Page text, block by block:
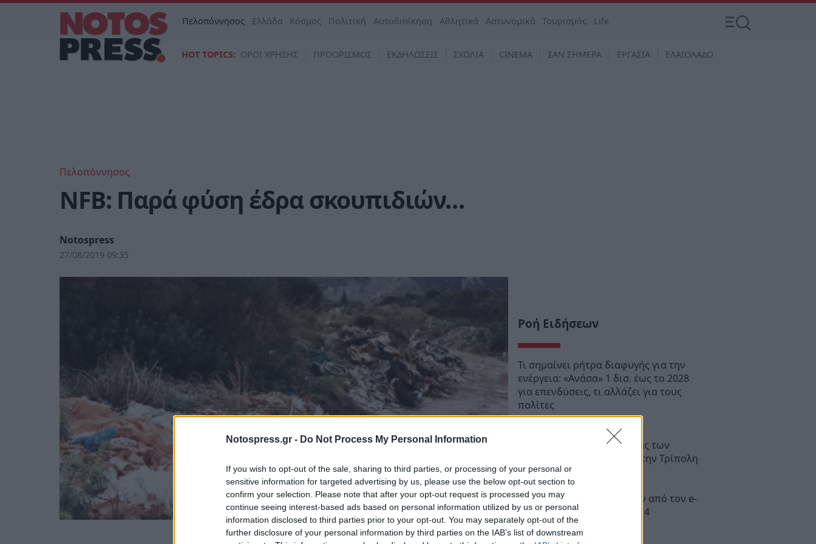
Notospress.gr - Do Not Process My Personal Information
If you wish to opt-out of the sale, sharing to third parties, or processing of your personal or
sensitive information for targeted advertising by us, please use the below opt-out section to
confirm your selection. Please note that after your opt-out request is processed you may
continue seeing interest-based ads based on personal information utilized by us or personal
information disclosed to third parties prior to your opt-out. You may separately opt-out of the
further disclosure of your personal information by third parties on the IAB’s list of downstream
Πελοπόννησος Ελλάδα Κόσμος Πολιτική Αυτοδιοίκηση Αθλητικά Αστυνομικά Τουρισμός Life
HOT TOPICS: ΟΡΟΙ ΧΡΗΣΗΣ ΠΡΟΟΡΙΣΜΟΣ ΕΚΔΗΛΩΣΕΙΣ ΣΧΟΛΙΑ CINEMA ΣΑΝ ΣΗΜΕΡΑ ΕΡΓΑΣΙΑ ΕΛΑΙΟΛΑΔΟ
Πελοπόννησος
NFB: Παρά φύση έδρα σκουπιδιών…
Notospress
27/08/2019 09:35
Ροή Ειδήσεων
Τι σημαίνει ρήτρα διαφυγής για την
ενέργεια: «Ανάσα» 1 δισ. έως το 2028
για επενδύσεις, τι αλλάζει για τους
πολίτες
18:41
Συγκέντρωση διαμαρτυρίας των
εποχικών πυροσβεστών στην Τρίπολη
17:45
Ο «χάρτης» των πληρωμών από τον e-
ΕΦΚΑ και τη ΔΥΠΑ έως τις 14
Αυγούστου
12:28